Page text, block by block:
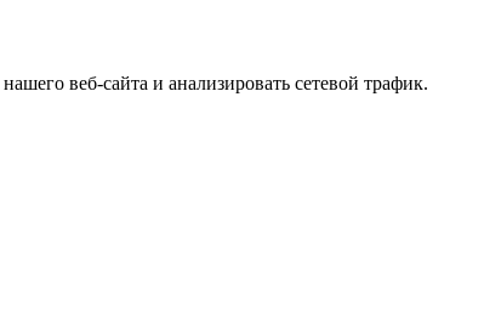
веб-сайта и анализировать сетевой трафик.